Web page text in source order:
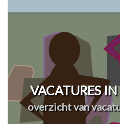
VACATURES
overzicht van